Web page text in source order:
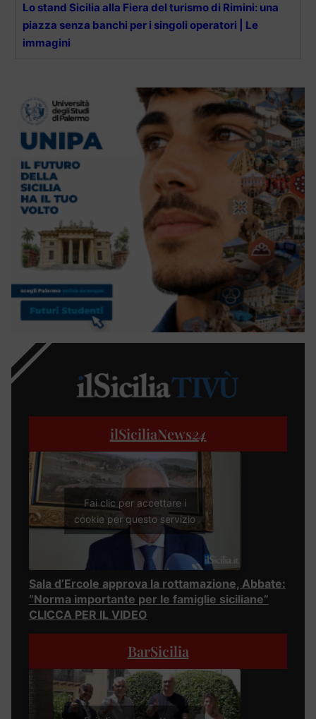
Lo stand Sicilia alla Fiera del turismo di Rimini: una
piazza senza banchi per i singoli operatori | Le
immagini
ilSiciliaNews24
Fai clic per accettare i
cookie per questo servizio
Sala d’Ercole approva la rottamazione, Abbate:
“Norma importante per le famiglie siciliane”
CLICCA PER IL VIDEO
BarSicilia